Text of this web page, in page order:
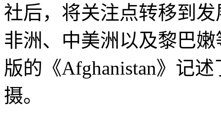
社后，将关注点转移到
非洲、中美洲以及黎巴
版的《Afghanistan》记
摄。